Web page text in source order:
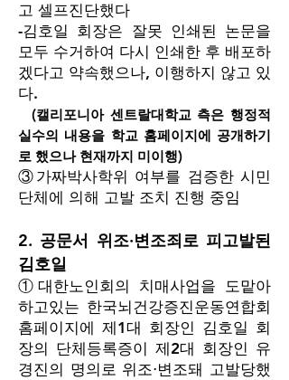
고 셀프진단했다
-김호일 회장은 잘못 인쇄된 논문을
모두 수거하여 다시 인쇄한 후 배포하
겠다고 약속했으나, 이행하지 않고 있
다.
(캘리포니아 센트랄대학교 측은 행정적
실수의 내용을 학교 홈페이지에 공개하기
로 했으나 현재까지 미이행)
③가짜박사학위 여부를 검증한 시민
단체에 의해 고발 조치 진행 중임
2. 공문서 위조·변조죄로 피고발된
김호일
①대한노인회의 치매사업을 도맡아
하고있는 한국뇌건강증진운동연합회
홈페이지에 제1대 회장인 김호일 회
장의 단체등록증이 제2대 회장인 유
경진의 명의로 위조⋅변조돼 고발당했